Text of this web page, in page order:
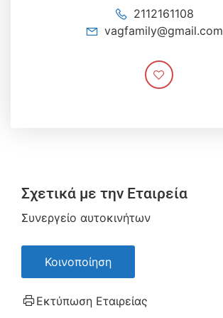
2112161108
vagfamily@gmail.com
Σχετικά με την Εταιρεία
Συνεργείο αυτοκινήτων
Κοινοποίηση
Εκτύπωση Εταιρείας